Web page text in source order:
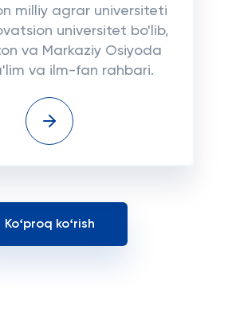
milliy agrar universiteti
universitet bo'lib,
va Markaziy Osiyoda
va ilm-fan rahbari.
Koʻproq koʻrish